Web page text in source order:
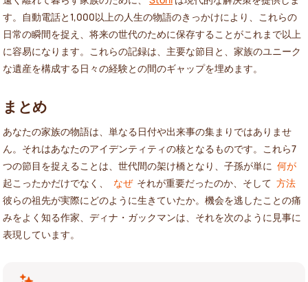
す。自動電話と1,000以上の人生の物語のきっかけにより、これらの
日常の瞬間を捉え、将来の世代のために保存することがこれまで以上
に容易になります。これらの記録は、主要な節目と、家族のユニーク
な遺産を構成する日々の経験との間のギャップを埋めます。
まとめ
あなたの家族の物語は、単なる日付や出来事の集まりではありませ
ん。それはあなたのアイデンティティの核となるものです。これら7
つの節目を捉えることは、世代間の架け橋となり、子孫が単に 何が
起こったかだけでなく、
なぜ それが重要だったのか、そして 方法
彼らの祖先が実際にどのように生きていたか。機会を逃したことの痛
みをよく知る作家、ディナ・ガックマンは、それを次のように見事に
表現しています。